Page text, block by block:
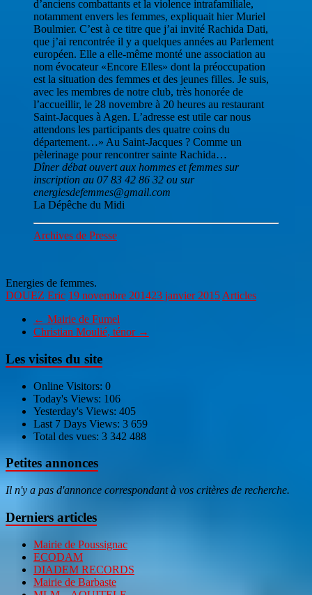
d’anciens combattants et la violence intrafamiliale,
notamment envers les femmes, expliquait hier Muriel
Boulmier. C’est à ce titre que j’ai invité Rachida Dati,
que j’ai rencontrée il y a quelques années au Parlement
européen. Elle a elle-même monté une association au
nom évocateur «Encore Elles» dont la préoccupation
est la situation des femmes et des jeunes filles. Je suis,
avec les membres de notre club, très honorée de
l’accueillir, le 28 novembre à 20 heures au restaurant
Saint-Jacques à Agen. L’adresse est utile car nous
attendons les participants des quatre coins du
département…» Au Saint-Jacques ? Comme un
pèlerinage pour rencontrer sainte Rachida…
Dîner débat ouvert aux hommes et femmes sur
inscription au 07 83 42 86 32 ou sur
energiesdefemmes@gmail.com
La Dépêche du Midi
Archives de Presse
Energies de femmes.
DOUEZ Eric 19 novembre 201423 janvier 2015 Articles
← Mairie de Fumel
Christian Moulié, ténor →
Les visites du site
Online Visitors: 0
Today's Views: 106
Yesterday's Views: 405
Last 7 Days Views: 3 659
Total des vues: 3 342 488
Petites annonces
Il n'y a pas d'annonce correspondant à vos critères de recherche.
Derniers articles
Mairie de Poussignac
ECODAM
DIADEM RECORDS
Mairie de Barbaste